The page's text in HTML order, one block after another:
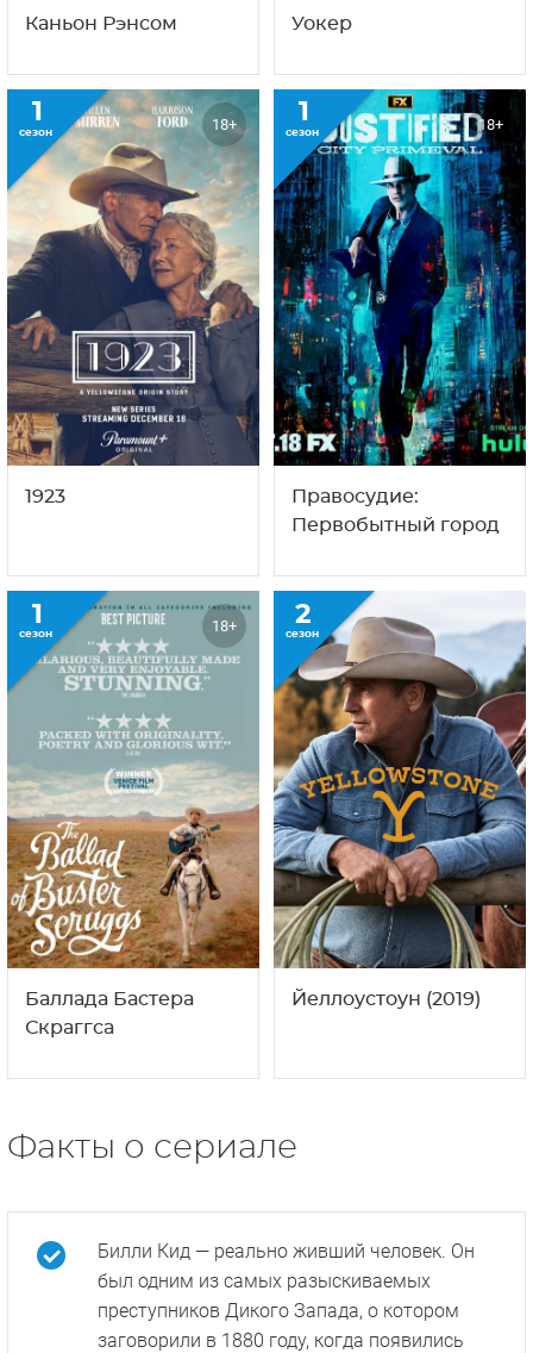
Каньон Рэнсом Уокер
1
сезон 18+
1923
1
сезон 18+
Правосудие:
Первобытный город
1
сезон 18+
Баллада Бастера
Скраггса
2
сезон
Йеллоустоун (2019)
Факты о сериале
Билли Кид — реально живший человек. Он
был одним из самых разыскиваемых
преступников Дикого Запада, о котором
заговорили в 1880 году, когда появились